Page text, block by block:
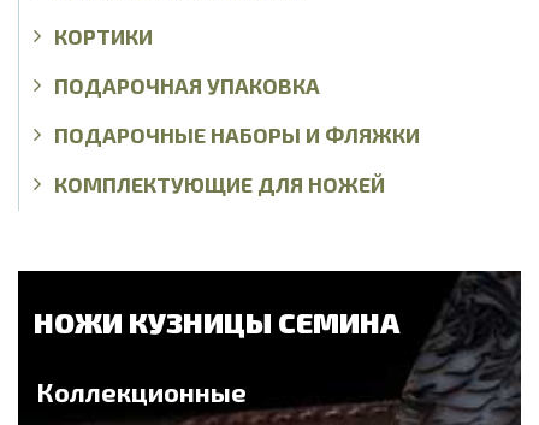
КОРТИКИ
ПОДАРОЧНАЯ УПАКОВКА
ПОДАРОЧНЫЕ НАБОРЫ И ФЛЯЖКИ
КОМПЛЕКТУЮЩИЕ ДЛЯ НОЖЕЙ
НОЖИ КУЗНИЦЫ СЕМИНА
Коллекционные